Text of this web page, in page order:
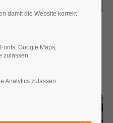
damit die Website korrekt
Google Maps,
zulassen
Analytics zulassen